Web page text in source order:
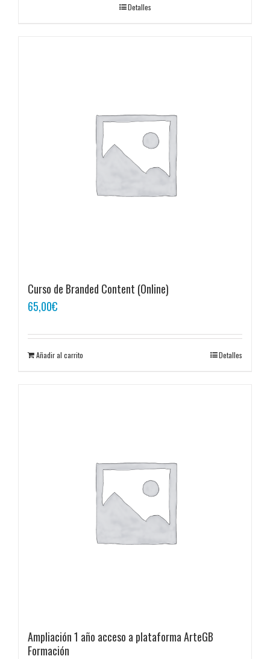
Detalles
Curso de Branded Content (Online)
65,00€
Añadir al carrito Detalles
Ampliación 1 año acceso a plataforma ArteGB
Formación